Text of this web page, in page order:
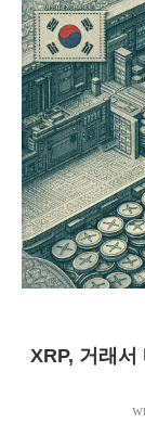
XRP, 거래